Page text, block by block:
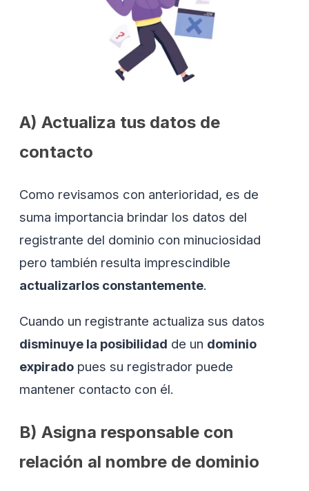
A) Actualiza tus datos de
contacto
Como revisamos con anterioridad, es de
suma importancia brindar los datos del
registrante del dominio con minuciosidad
pero también resulta imprescindible
actualizarlos constantemente.
Cuando un registrante actualiza sus datos
disminuye la posibilidad de un dominio
expirado pues su registrador puede
mantener contacto con él.
B) Asigna responsable con
relación al nombre de dominio